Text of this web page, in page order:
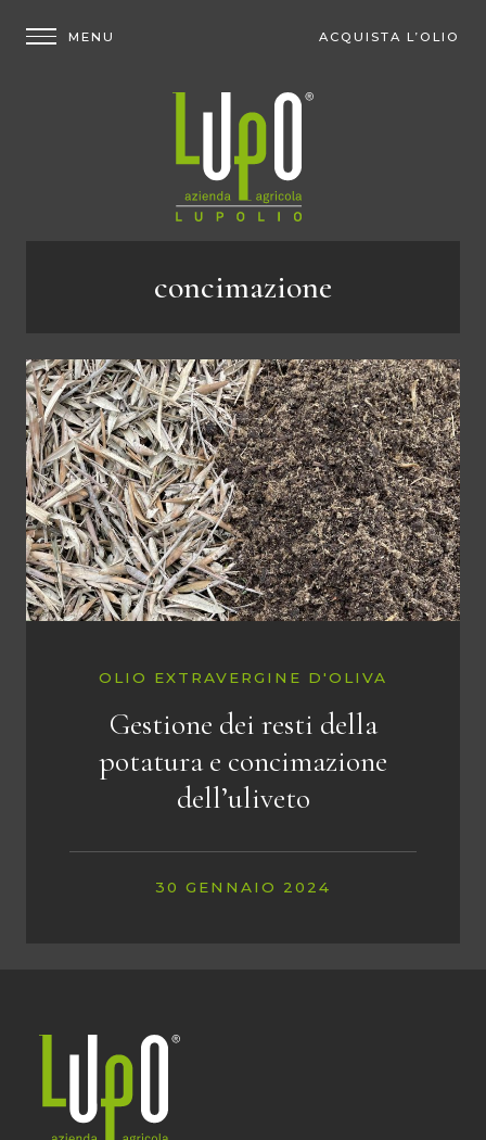
ACQUISTA L’OLIO
concimazione
OLIO EXTRAVERGINE D'OLIVA
Gestione dei resti della
potatura e concimazione
dell’uliveto
30 GENNAIO 2024